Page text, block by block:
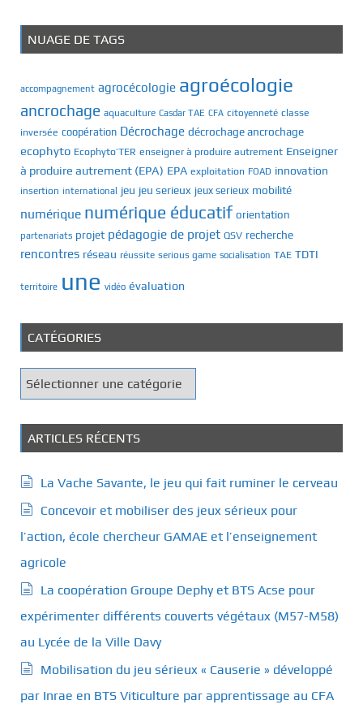
NUAGE DE TAGS
accompagnement agrocécologie agroécologie
ancrochage aquaculture Casdar TAE CFA citoyenneté classe
inversée coopération Décrochage décrochage ancrochage
ecophyto Ecophyto’TER enseigner à produire autrement Enseigner
à produire autrement (EPA) EPA exploitation FOAD innovation
insertion international jeu jeu serieux jeux serieux mobilité
numérique numérique éducatif orientation
partenariats projet pédagogie de projet QSV recherche
rencontres réseau réussite serious game socialisation TAE TDTI
territoire une vidéo évaluation
CATÉGORIES
a
g
o
i
e
ARTICLES RÉCENTS
La Vache Savante, le jeu qui fait ruminer le cerveau
Concevoir et mobiliser des jeux sérieux pour
l’action, école chercheur GAMAE et l’enseignement
agricole
La coopération Groupe Dephy et BTS Acse pour
expérimenter différents couverts végétaux (M57-M58)
au Lycée de la Ville Davy
Mobilisation du jeu sérieux « Causerie » développé
par Inrae en BTS Viticulture par apprentissage au CFA